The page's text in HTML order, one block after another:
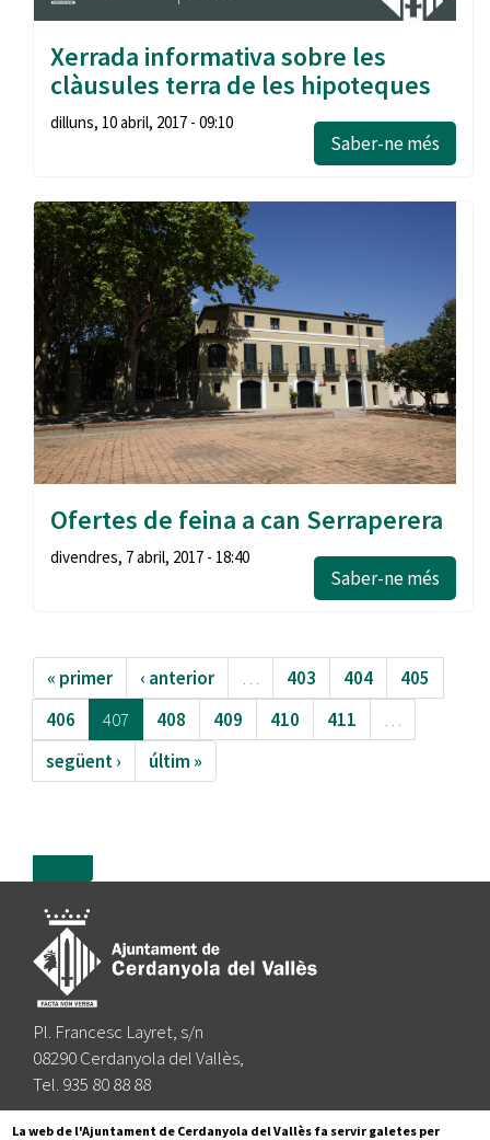
Xerrada informativa sobre les
clàusules terra de les hipoteques
dilluns, 10 abril, 2017 - 09:10
Saber-ne més
Ofertes de feina a can Serraperera
divendres, 7 abril, 2017 - 18:40
Saber-ne més
« primer ‹ anterior … 403 404
405
406
407 408 409 410 411
…
següent ›
últim »
Pl. Francesc Layret, s/n
08290 Cerdanyola del Vallès,
Tel. 935 80 88 88
Segueix-nos a:
La web de l'Ajuntament de Cerdanyola del Vallès fa servir galetes per